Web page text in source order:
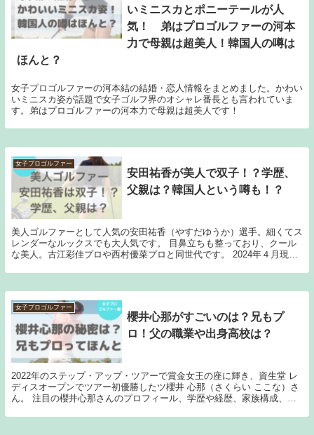
いミニスカとポニーテールが人
気！ 弟はプロゴルファーの河本
力で母親は超美人！韓国人の噂は
ほんと？
女子プロゴルファーの河本結の結婚・恋人情報をまとめました。かわい
いミニスカ姿が話題で女子ゴルフ界のオシャレ番長とも言われていま
す。弟はプロゴルファーの河本力で母親は超美人です！
女子プロゴルファー
安田祐香が美人で双子！？学歴、
父親は？韓国人という噂も！？
美人ゴルファーとして人気の安田祐香（やすだゆうか）選手。細くてス
レンダーなルックスでも大人気です。 目鼻立ちも整っており、クール
な美人。古江彩佳プロや西村優菜プロと同世代です。 2024年４月現
女子プロゴルファー
櫻井心那がすごいのは？兄もプ
ロ！父の職業や出身高校は？
2022年のステップ・アップ・ツアーで賞金女王の座に輝き、資生堂 レ
ディスオープンでツアー初優勝したツ櫻井 心那（さくらい ここな）さ
ん。 注目の櫻井心那さんのプロフィール、学歴や経歴、家族構成、着